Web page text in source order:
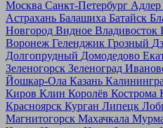
Москва Санкт-Петербург Адлер
Астрахань Балашиха Батайск
Новгород Видное Владивосток
Воронеж Геленджик Грозный
Долгопрудный Домодедово
Зеленогорск Зеленоград
Йошкар-Ола Казань
Киров Клин Королёв Кострома
Красноярск Курган Липецк
Магнитогорск Махачкала